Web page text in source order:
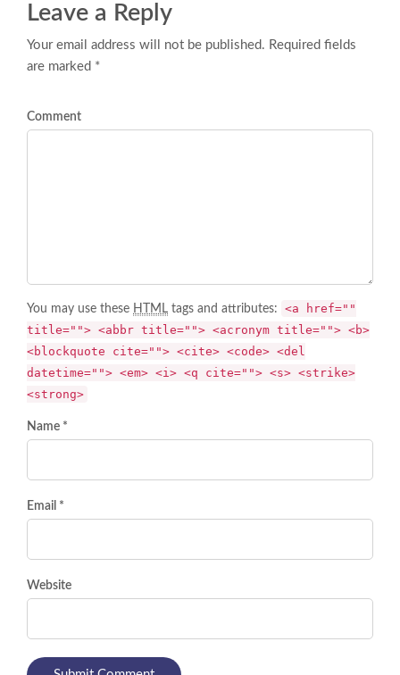
Leave a Reply
Your email address will not be published. Required fields
are marked *
Comment
You may use these HTML tags and attributes:
<a href=""
title=""> <abbr title=""> <acronym title=""> <b>
<blockquote cite=""> <cite> <code> <del
datetime=""> <em> <i> <q cite=""> <s> <strike>
<strong>
Name *
Email *
Website